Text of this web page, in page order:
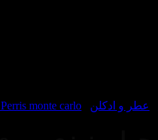
عطر و ادکلن Perris monte carlo / پریس مونت کارلو